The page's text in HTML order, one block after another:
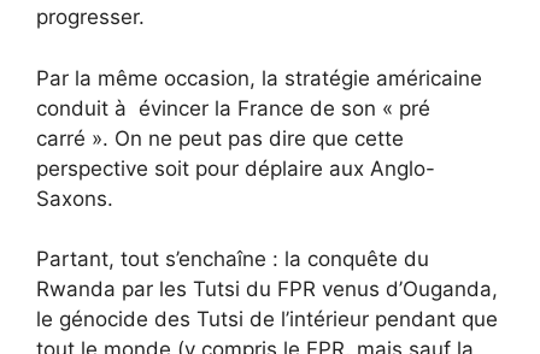
progresser.
Par la même occasion, la stratégie américaine
conduit à évincer la France de son « pré
carré ». On ne peut pas dire que cette
perspective soit pour déplaire aux Anglo-
Saxons.
Partant, tout s’enchaîne : la conquête du
Rwanda par les Tutsi du FPR venus d’Ouganda,
le génocide des Tutsi de l’intérieur pendant que
tout le monde (y compris le FPR, mais sauf la